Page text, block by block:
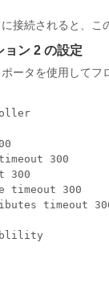
接続されると、こ
ョン 2 の設定
ータを使用してフ
300
300
timeout 300
timeout